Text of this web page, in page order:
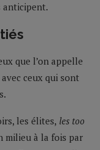
anticipent.
que l’on appelle
ceux qui sont
les élites, les too
milieu à la fois par